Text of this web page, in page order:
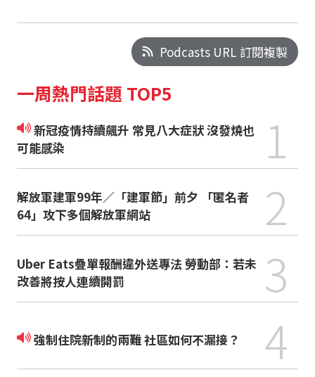
Podcasts URL 訂閱複製
一周熱門話題 TOP5
新冠疫情持續飆升 常見八大症狀 沒發燒也
可能感染
1
解放軍建軍99年／「建軍節」前夕 「匿名者
64」攻下多個解放軍網站
2
Uber Eats疊單報酬違外送專法 勞動部：若未
改善將按人連續開罰
3
強制住院新制的兩難 社區如何不漏接？
4